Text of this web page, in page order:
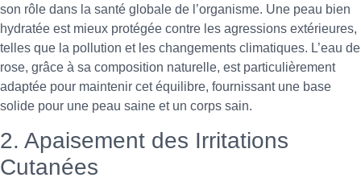
son rôle dans la santé globale de l’organisme. Une peau bien
hydratée est mieux protégée contre les agressions extérieures,
telles que la pollution et les changements climatiques. L’eau de
rose, grâce à sa composition naturelle, est particulièrement
adaptée pour maintenir cet équilibre, fournissant une base
solide pour une peau saine et un corps sain.
2. Apaisement des Irritations
Cutanées